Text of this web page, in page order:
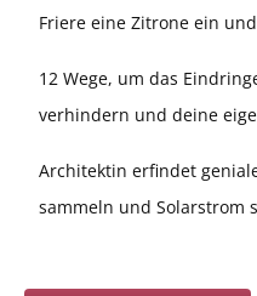
Friere eine Zitrone ein
12 Wege, um das
verhindern und deine
Architektin erfindet
sammeln und Solarstrom